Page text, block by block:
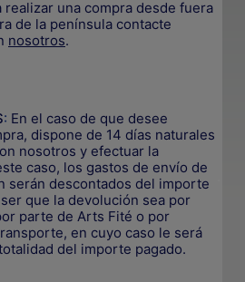
realizar una compra desde fuera
de la península contacte
nosotros.
: En el caso de que desee
dispone de 14 días naturales
nosotros y efectuar la
caso, los gastos de envío de
serán descontados del importe
que la devolución sea por
parte de Arts Fité o por
en cuyo caso le será
del importe pagado.